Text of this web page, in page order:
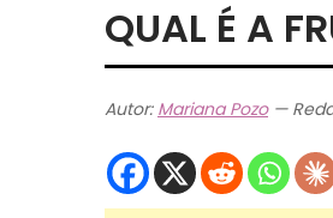
QUAL É A
Autor: Mariana Pozo—